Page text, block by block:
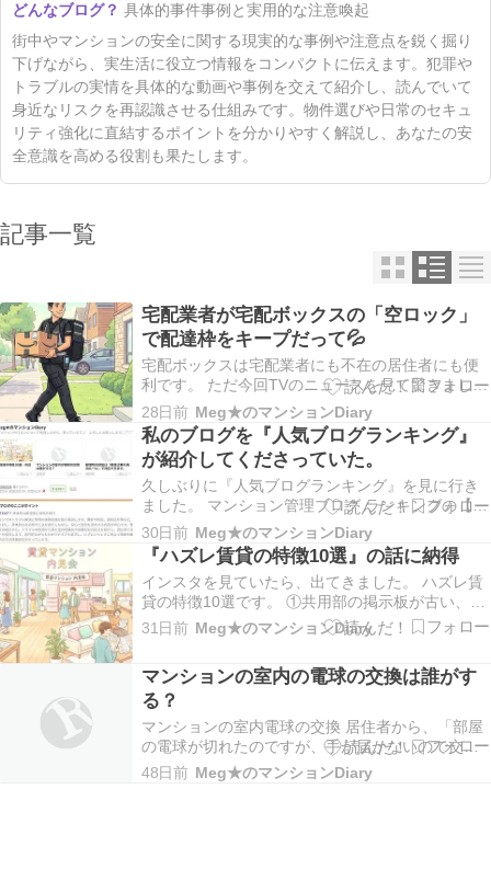
具体的事件事例と実用的な注意喚起
街中やマンションの安全に関する現実的な事例や注意点を鋭く掘り
下げながら、実生活に役立つ情報をコンパクトに伝えます。犯罪や
トラブルの実情を具体的な動画や事例を交えて紹介し、読んでいて
身近なリスクを再認識させる仕組みです。物件選びや日常のセキュ
リティ強化に直結するポイントを分かりやすく解説し、あなたの安
全意識を高める役割も果たします。
記事一覧
宅配業者が宅配ボックスの「空ロック」
で配達枠をキープだって💦
宅配ボックスは宅配業者にも不在の居住者にも便
利です。 ただ今回TVのニュースを見て驚きまし
た。 配達員が暗証番号を設定する「ダイヤル式」
のタイプの迷惑行為です。 私の職場はそういうタ
イプではないので、大丈夫です。 宅配ボックスが
空なのにロックされている場合、 配達員が「不在
時の再…
28日前 Meg★のマンションDiary
私のブログを『人気ブログランキング』
が紹介してくださっていた。
久しぶりに『人気ブログランキング』を見に行き
ました。 マンション管理ブログ ランキングの【5
位】になっていました。 私のブログについて紹介
されていました。 多分、AIの分析だと思います。
このブログのここがポイント 具体的な解決策と実
例を紹介 マンションでのトラブル解決と管理の
実…
30日前 Meg★のマンションDiary
『ハズレ賃貸の特徴10選』の話に納得
インスタを見ていたら、出てきました。 ハズレ賃
貸の特徴10選です。 ①共用部の掲示板が古い、汚
れている。 ②1階が飲食店やコンビニ ③周辺にコ
インパーキングが多い。 ④木造の1階 上階の足音
キツイと 下水の匂い、前の住人の煙草臭・カビ…
31日前 Meg★のマンションDiary
マンションの室内の電球の交換は誰がす
る？
マンションの室内電球の交換 居住者から、「部屋
の電球が切れたのですが、手が届かないので交換
してもらえますか？」と 電話がありました。 即答
が出来なかったので、調べてかけ直すことにしま
48日前 Meg★のマンションDiary